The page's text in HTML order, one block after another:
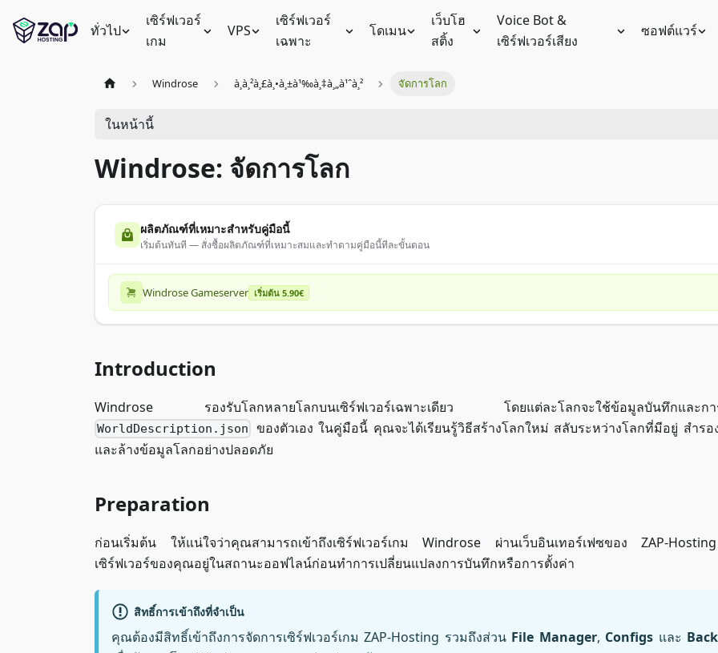
ทั่วไป
เซิร์ฟเวอร์
เกม
VPS
เซิร์ฟเวอร์
เฉพาะ
โดเมน
เว็บโฮ
สติ้ง
Voice Bot &
เซิร์ฟเวอร์เสียง
ซอฟต์แวร์
Windrose à¸à¸²à¸£à¸•à¸±à¹‰à¸‡à¸„à¹ˆà¸² จัดการโลก
ในหน้านี้
Windrose: จัดการโลก
ผลิตภัณฑ์ที่เหมาะสำหรับคู่มือนี้
เริ่มต้นทันที — สั่งซื้อผลิตภัณฑ์ที่เหมาะสมและทำตามคู่มือนี้ทีละขั้นตอน
Windrose Gameserver เริ่มต้น 5.90€
Introduction
Windrose รองรับโลกหลายโลกบนเซิร์ฟเวอร์เฉพาะเดียว โดยแต่ละโลกจะใช้ข้อมูลบันทึกและกา
WorldDescription.json
ของตัวเอง ในคู่มือนี้ คุณจะได้เรียนรู้วิธีสร้างโลกใหม่ สลับระหว่างโลกที่มีอยู่ สำร
และล้างข้อมูลโลกอย่างปลอดภัย
Preparation
ก่อนเริ่มต้น ให้แน่ใจว่าคุณสามารถเข้าถึงเซิร์ฟเวอร์เกม Windrose ผ่านเว็บอินเทอร์เฟซของ ZAP-
เซิร์ฟเวอร์ของคุณอยู่ในสถานะออฟไลน์ก่อนทำการเปลี่ยนแปลงการบันทึกหรือการตั้งค่า
สิทธิ์การเข้าถึงที่จำเป็น
คุณต้องมีสิทธิ์เข้าถึงการจัดการเซิร์ฟเวอร์เกม ZAP-Hosting รวมถึงส่วน File Manager, Configs และ